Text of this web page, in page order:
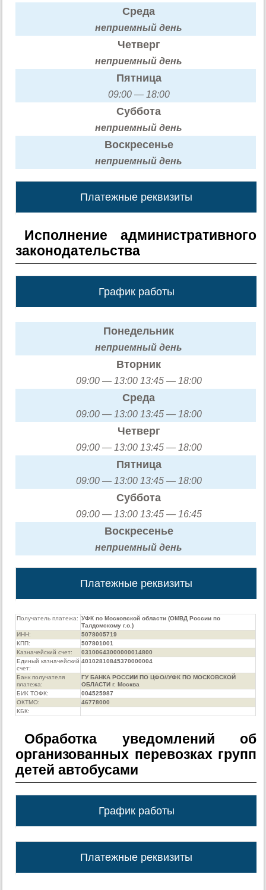
Среда
неприемный день
Четверг
неприемный день
Пятница
09:00 — 18:00
Суббота
неприемный день
Воскресенье
неприемный день
Платежные реквизиты
Исполнение административного
законодательства
График работы
Понедельник
неприемный день
Вторник
09:00 — 13:00 13:45 — 18:00
Среда
09:00 — 13:00 13:45 — 18:00
Четверг
09:00 — 13:00 13:45 — 18:00
Пятница
09:00 — 13:00 13:45 — 18:00
Суббота
09:00 — 13:00 13:45 — 16:45
Воскресенье
неприемный день
Платежные реквизиты
Получатель платежа: УФК по Московской области (ОМВД России по
Талдомскому г.о.)
ИНН:
5078005719
КПП:
507801001
Казначейский счет:
03100643000000014800
Единый казначейский
счет:
40102810845370000004
Банк получателя
платежа:
ГУ БАНКА РОССИИ ПО ЦФО//УФК ПО МОСКОВСКОЙ
ОБЛАСТИ г. Москва
БИК ТОФК:
004525987
ОКТМО:
46778000
КБК:
Обработка уведомлений об
организованных перевозках групп
детей автобусами
График работы
Платежные реквизиты